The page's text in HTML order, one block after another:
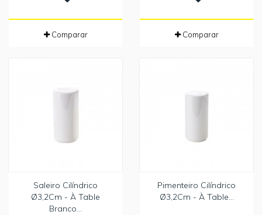
Comparar Comparar
Saleiro Cilíndrico
Ø3,2Cm - À Table
Branco...
Pimenteiro Cilíndrico
Ø3,2Cm - À Table...